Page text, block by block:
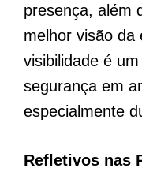
presença, além
melhor visão da
visibilidade é
segurança em
especialmente
Refletivos nas